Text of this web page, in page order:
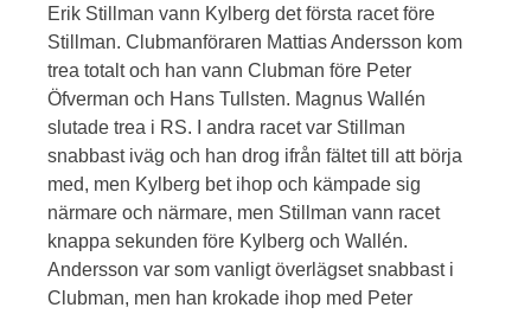
Erik Stillman vann Kylberg det första racet före
Stillman. Clubmanföraren Mattias Andersson kom
trea totalt och han vann Clubman före Peter
Öfverman och Hans Tullsten. Magnus Wallén
slutade trea i RS. I andra racet var Stillman
snabbast iväg och han drog ifrån fältet till att börja
med, men Kylberg bet ihop och kämpade sig
närmare och närmare, men Stillman vann racet
knappa sekunden före Kylberg och Wallén.
Andersson var som vanligt överlägset snabbast i
Clubman, men han krokade ihop med Peter